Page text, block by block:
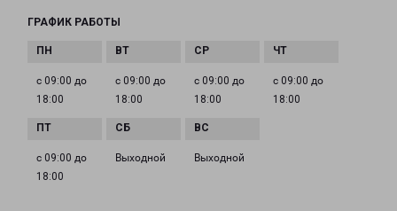
ГРАФИК РАБОТЫ
с 09:00 до
18:00
с 09:00 до
18:00
с 09:00 до
18:00
с 09:00 до
18:00
с 09:00 до
18:00
Выходной Выходной